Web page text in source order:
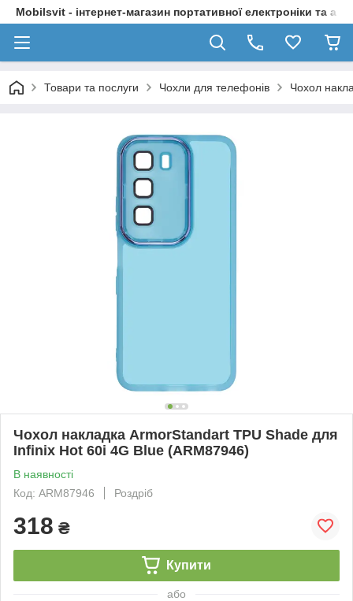
Mobilsvit - інтернет-магазин портативної електроніки та
Товари та послуги Чохли для телефонів Чохол
Чохол накладка ArmorStandart TPU Shade для
Infinix Hot 60i 4G Blue (ARM87946)
В наявності
Код: ARM87946
Роздріб
318 ₴
Купити
або